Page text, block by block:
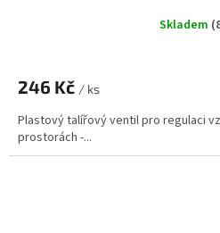
Skladem
246 Kč / ks
Plastový talířový ventil pro regulaci
prostorách -...